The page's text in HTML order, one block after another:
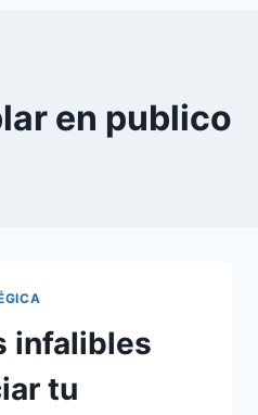
en publico
infalibles
tu